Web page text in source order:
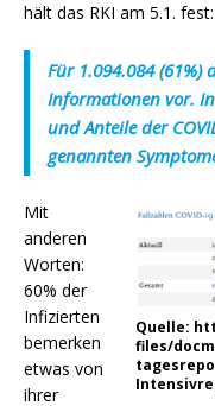
hält das RKI am 5.1. fest:
Für 1.094.084 (61%)
Informationen vor.
und Anteile der
genannten
Quelle:
files/
Mit
anderen
Worten:
60% der
Infizierten
bemerken
etwas von
ihrer